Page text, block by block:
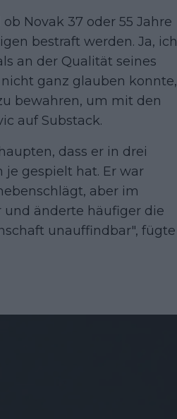
Novak 37 oder 55 Jahre
bestraft werden. Ja, ich
an der Qualität seines
ganz glauben konnte,
bewahren, um mit den
auf Substack.
dass er in drei
je gespielt hat. Er war
aber im
und änderte häufiger die
unauffindbar", fügte